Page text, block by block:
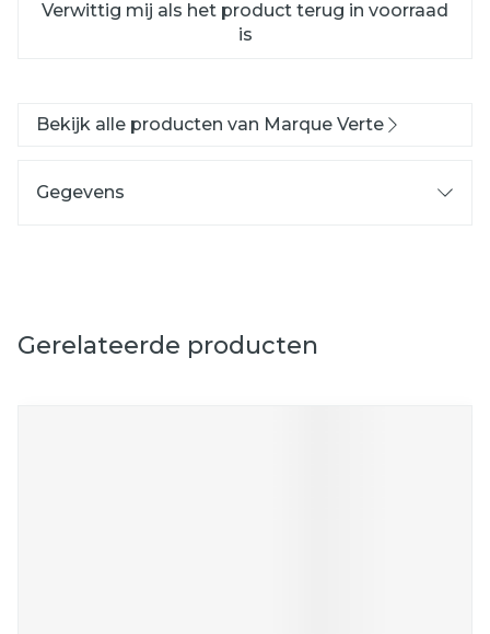
Verwittig mij als het product terug in voorraad
is
Bekijk alle producten van Marque Verte
Gegevens
Gerelateerde producten